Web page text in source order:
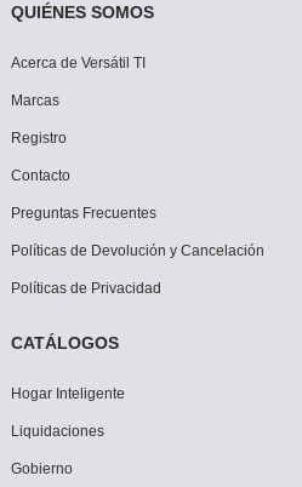
QUIÉNES SOMOS
Acerca de Versátil TI
Marcas
Registro
Contacto
Preguntas Frecuentes
Políticas de Devolución y Cancelación
Políticas de Privacidad
CATÁLOGOS
Hogar Inteligente
Liquidaciones
Gobierno